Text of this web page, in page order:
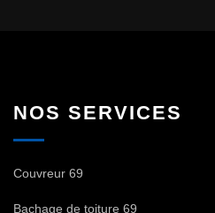
NOS SERVICES
Couvreur 69
Bachage de toiture 69